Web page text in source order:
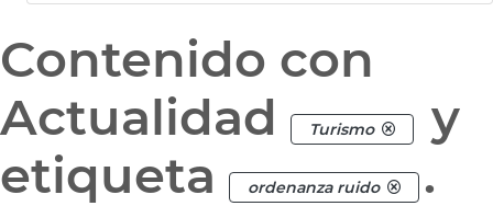
Contenido con
Actualidad
Turismo
y
etiqueta
ordenanza ruido .